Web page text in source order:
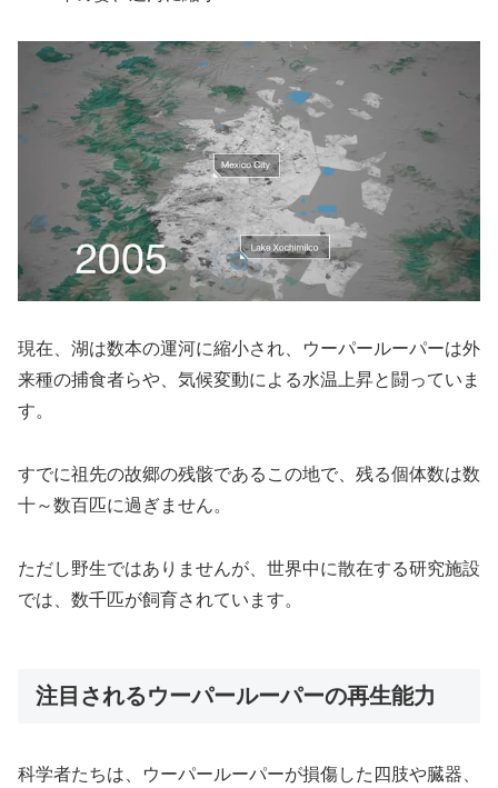
現在、湖は数本の運河に縮小され、ウーパールーパーは外
来種の捕食者らや、気候変動による水温上昇と闘っていま
す。
すでに祖先の故郷の残骸であるこの地で、残る個体数は数
十～数百匹に過ぎません。
ただし野生ではありませんが、世界中に散在する研究施設
では、数千匹が飼育されています。
注目されるウーパールーパーの再生能力
科学者たちは、ウーパールーパーが損傷した四肢や臓器、